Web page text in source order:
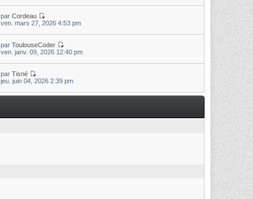
parCordeau
ven. mars 27, 2026 4:53 pm
parToulouseCoder
ven. janv. 09, 2026 12:40 pm
parTisné
jeu. juin 04, 2026 2:39 pm